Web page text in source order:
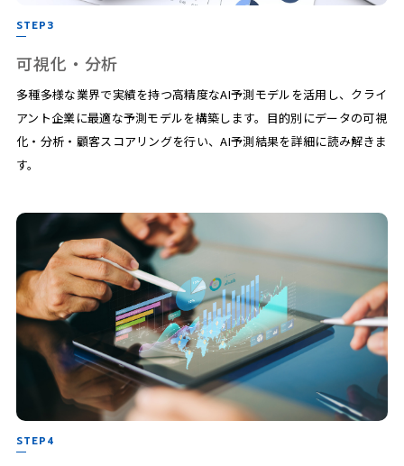
STEP3
可視化・分析
多種多様な業界で実績を持つ高精度なAI予測モデルを活用し、クライ
アント企業に最適な予測モデルを構築します。目的別にデータの可視
化・分析・顧客スコアリングを行い、AI予測結果を詳細に読み解きま
す。
STEP4